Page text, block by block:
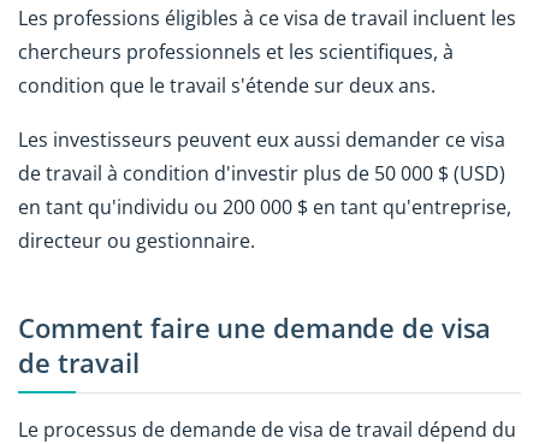
Les professions éligibles à ce visa de travail incluent les
chercheurs professionnels et les scientifiques, à
condition que le travail s'étende sur deux ans.
Les investisseurs peuvent eux aussi demander ce visa
de travail à condition d'investir plus de 50 000 $ (USD)
en tant qu'individu ou 200 000 $ en tant qu'entreprise,
directeur ou gestionnaire.
Comment faire une demande de visa
de travail
Le processus de demande de visa de travail dépend du